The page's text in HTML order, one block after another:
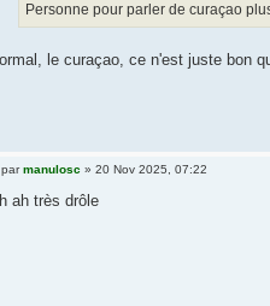
Personne pour parler de curaçao
le curaçao, ce n'est juste bon
parmanulosc » 20 Nov 2025, 07:22
ah très drôle